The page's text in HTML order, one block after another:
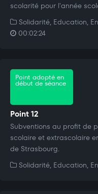
scolarité pour l'année
Solidarité, Education,
00:02:24
Point adopté en
début de séance
Point 12
Subventions au profit de
scolaire et extrascolaire
de Strasbourg.
Solidarité, Education,